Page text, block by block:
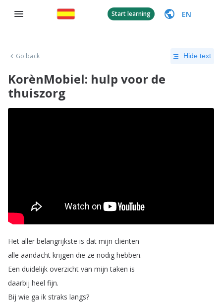
Start learning EN
Go back Hide text
KorènMobiel: hulp voor de
thuiszorg
Het aller belangrijkste is dat mijn cliënten
alle aandacht krijgen die ze nodig hebben.
Een duidelijk overzicht van mijn taken is
daarbij heel fijn.
Bij wie ga ik straks langs?